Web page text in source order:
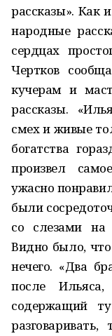
рассказы». Как
народные
сердцах
Чертков
кучерам и
рассказы.
смех и живые
богатства
произвел
ужасно
были
со слезами на
Видно было,
нечего. «Два
после
содержащий